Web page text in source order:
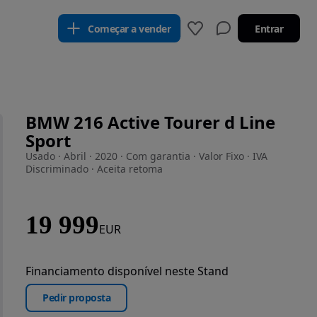
Começar a vender Entrar
BMW 216 Active Tourer d Line
Sport
Usado · Abril · 2020 · Com garantia · Valor Fixo · IVA
Discriminado · Aceita retoma
19 999EUR
Financiamento disponível neste Stand
Pedir proposta